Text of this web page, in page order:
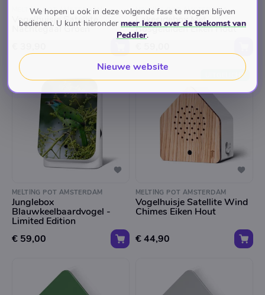
MELTING POT AMSTERDAM
Vogelhuisje Satellite
Nachtegaal Groen
MELTING POT AMSTERDAM
Lakesidebox Met
Bosgeluiden Eiken Hout
MELTING POT AMSTERDAM
Junglebox
Blauwkeelbaardvogel -
Limited Edition
€ 59,00
UITGELICHT
MELTING POT AMSTERDAM
Vogelhuisje Satellite Wind
Chimes Eiken Hout
€ 44,90
We hopen u ook in deze volgende fase te mogen blijven
bedienen. U kunt hieronder meer lezen over de toekomst van
Peddler.
Nieuwe website